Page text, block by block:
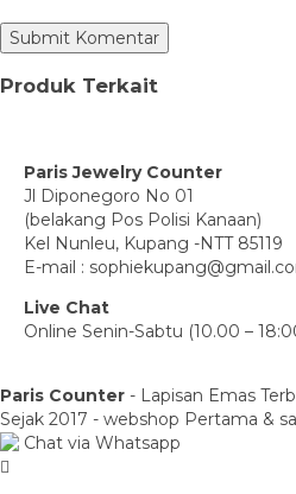
Produk Terkait
Paris Jewelry Counter
Jl Diponegoro No 01
(belakang Pos Polisi Kanaan)
Kel Nunleu, Kupang -NTT 85119
E-mail :
Live Chat
Online Senin-Sabtu (10.00 –
Paris Counter - Lapisan Emas
Sejak 2017 - webshop Pertama &
Chat via Whatsapp